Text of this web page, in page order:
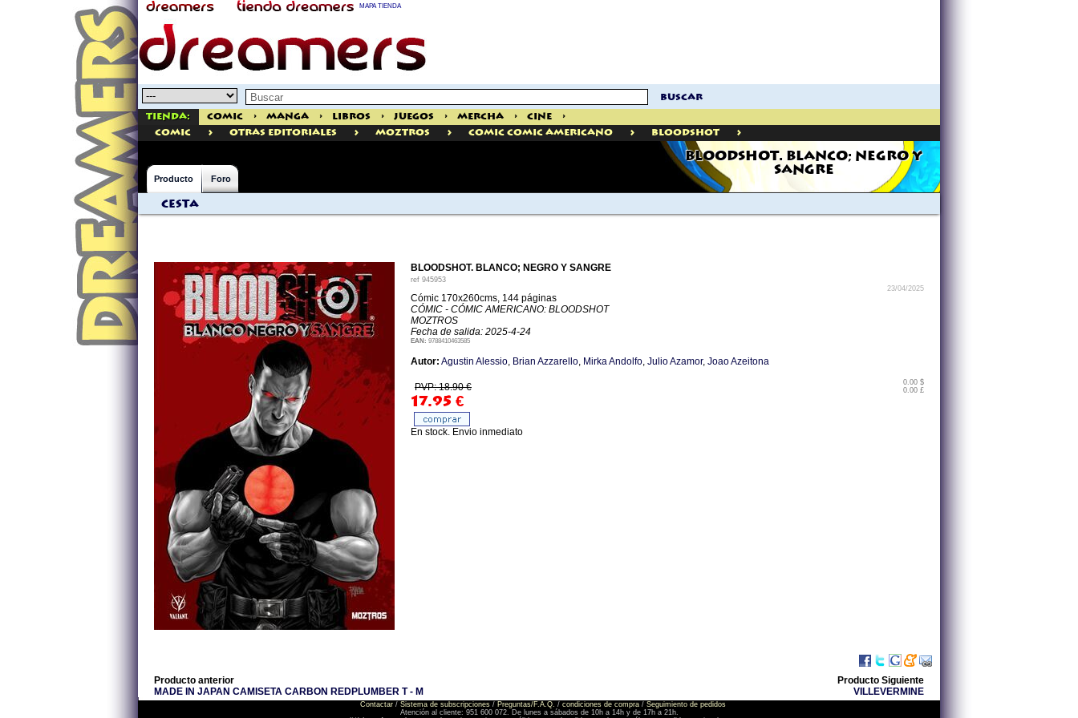
MAPA TIENDA
buscar
Tienda: Comic > Manga > Libros > Juegos > Mercha > Cine
>
comic
> Otras Editoriales > Moztros > Comic Comic Americano > Bloodshot >
BLOODSHOT. BLANCO; NEGRO Y
SANGRE
Producto Foro
Cesta
BLOODSHOT. BLANCO; NEGRO Y SANGRE
ref 945953
23/04/2025
Cómic 170x260cms, 144 páginas
CÓMIC - CÓMIC AMERICANO: BLOODSHOT
MOZTROS
Fecha de salida: 2025-4-24
EAN: 9788410463585
Autor: Agustin Alessio, Brian Azzarello, Mirka Andolfo, Julio Azamor, Joao Azeitona
PVP: 18.90 €
17.95 €
0.00 $
0.00 £
En stock. Envio inmediato
Producto anterior
MADE IN JAPAN CAMISETA CARBON REDPLUMBER T - M
Producto Siguiente
VILLEVERMINE
Contactar / Sistema de subscripciones / Preguntas/F.A.Q. / condiciones de compra / Seguimiento de pedidos
Atención al cliente: 951 600 072. De lunes a sábados de 10h a 14h y de 17h a 21h.